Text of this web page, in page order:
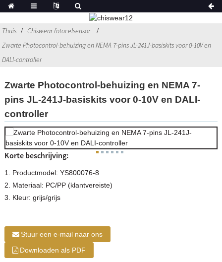
Thuis
Chiswear fotocelsensor
Zwarte Photocontrol-behuizing en NEMA 7-pins JL-241J-basiskits voor 0-10V en
DALI-controller
Zwarte Photocontrol-behuizing en NEMA 7-
pins JL-241J-basiskits voor 0-10V en DALI-
controller
Korte beschrijving:
1. Productmodel: YS800076-8
2. Materiaal: PC/PP (klantvereiste)
3. Kleur: grijs/grijs
Stuur een e-mail naar ons
Downloaden als PDF